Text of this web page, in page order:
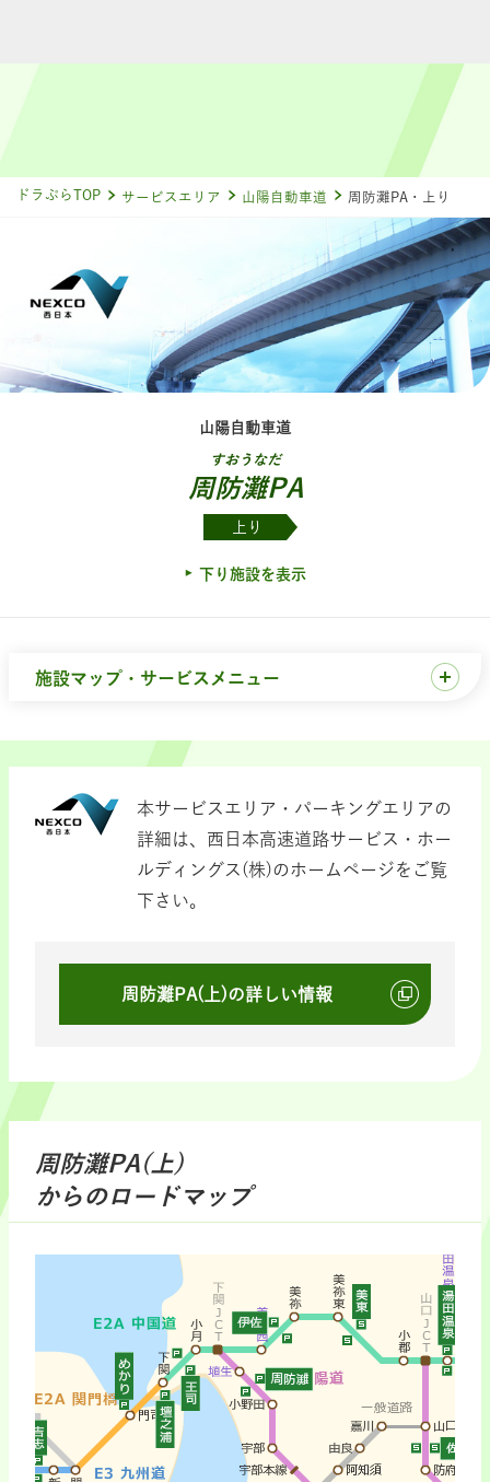
ドラぷらTOP サービスエリア 山陽自動車道 周防灘PA・上り
山陽自動車道
すおうなだ
周防灘PA
上り
下り施設を表示
施設マップ・サービスメニュー
本サービスエリア・パーキングエリアの
詳細は、西日本高速道路サービス・ホー
ルディングス(株)のホームページをご覧
下さい。
周防灘PA(上)の詳しい情報
周防灘PA(上)
からのロードマップ